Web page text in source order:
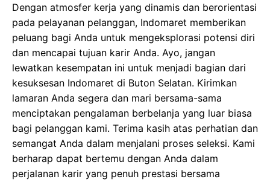
Dengan atmosfer kerja yang dinamis dan berorientasi
pada pelayanan pelanggan, Indomaret memberikan
peluang bagi Anda untuk mengeksplorasi potensi diri
dan mencapai tujuan karir Anda. Ayo, jangan
lewatkan kesempatan ini untuk menjadi bagian dari
kesuksesan Indomaret di Buton Selatan. Kirimkan
lamaran Anda segera dan mari bersama-sama
menciptakan pengalaman berbelanja yang luar biasa
bagi pelanggan kami. Terima kasih atas perhatian dan
semangat Anda dalam menjalani proses seleksi. Kami
berharap dapat bertemu dengan Anda dalam
perjalanan karir yang penuh prestasi bersama